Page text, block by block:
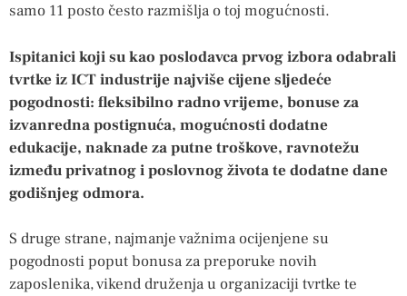
samo 11 posto često razmišlja o toj mogućnosti.
Ispitanici koji su kao poslodavca prvog izbora odabrali
tvrtke iz ICT industrije najviše cijene sljedeće
pogodnosti: fleksibilno radno vrijeme, bonuse za
izvanredna postignuća, mogućnosti dodatne
edukacije, naknade za putne troškove, ravnotežu
između privatnog i poslovnog života te dodatne dane
godišnjeg odmora.
S druge strane, najmanje važnima ocijenjene su
pogodnosti poput bonusa za preporuke novih
zaposlenika, vikend druženja u organizaciji tvrtke te